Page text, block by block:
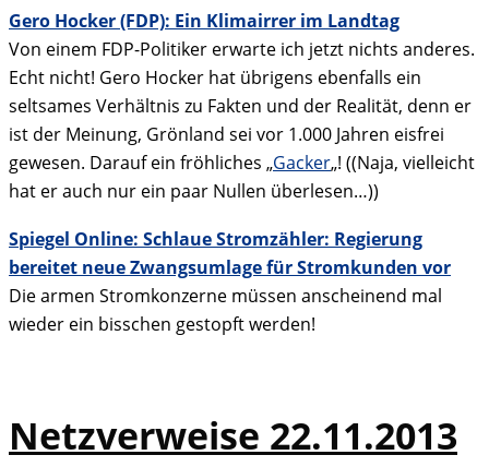
Gero Hocker (FDP): Ein Klimairrer im Landtag
Von einem FDP-Politiker erwarte ich jetzt nichts anderes.
Echt nicht! Gero Hocker hat übrigens ebenfalls ein
seltsames Verhältnis zu Fakten und der Realität, denn er
ist der Meinung, Grönland sei vor 1.000 Jahren eisfrei
gewesen. Darauf ein fröhliches „Gacker„! ((Naja, vielleicht
hat er auch nur ein paar Nullen überlesen…))
Spiegel Online: Schlaue Stromzähler: Regierung
bereitet neue Zwangsumlage für Stromkunden vor
Die armen Stromkonzerne müssen anscheinend mal
wieder ein bisschen gestopft werden!
Netzverweise 22.11.2013